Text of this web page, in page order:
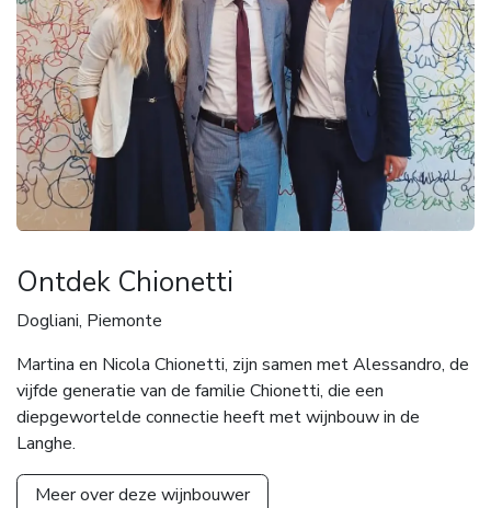
Ontdek Chionetti
Dogliani, Piemonte
Martina en Nicola Chionetti, zijn samen met Alessandro, de
vijfde generatie van de familie Chionetti, die een
diepgewortelde connectie heeft met wijnbouw in de
Langhe.
Meer over deze wijnbouwer